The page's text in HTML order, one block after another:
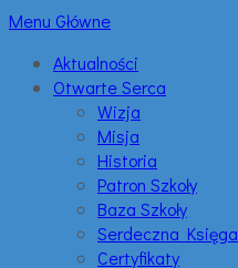
Menu Główne
Aktualności
Otwarte Serca
Wizja
Misja
Historia
Patron Szkoły
Baza Szkoły
Serdeczna Księga
Certyfikaty